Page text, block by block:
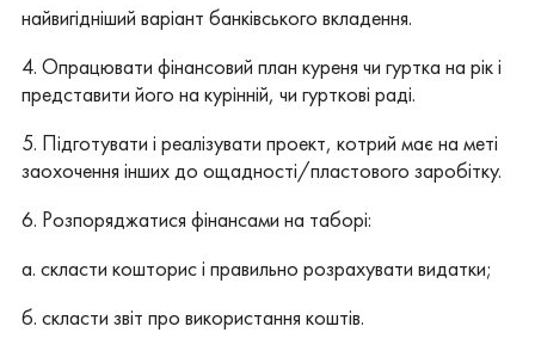
найвигідніший варіант банківського вкладення.
4. Опрацювати фінансовий план куреня чи гуртка на рік і
представити його на курінній, чи гурткові раді.
5. Підготувати і реалізувати проект, котрий має на меті
заохочення інших до ощадності/пластового заробітку.
6. Розпоряджатися фінансами на таборі:
а. скласти кошторис і правильно розрахувати видатки;
б. скласти звіт про використання коштів.